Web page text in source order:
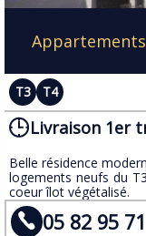
T3 T4
Livraison 1er
​Belle résidence
logements neufs du
coeur îlot végétalisé.
05 82 95